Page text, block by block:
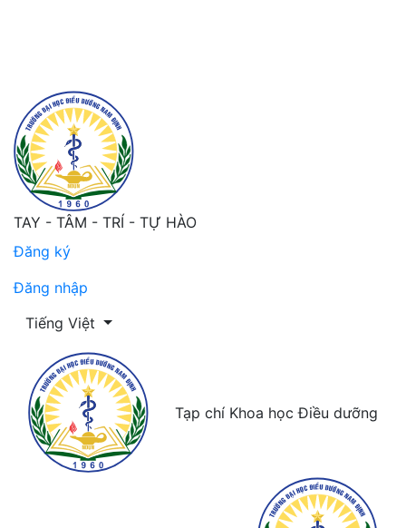
TAY - TÂM - TRÍ - TỰ HÀO
Đăng ký
Đăng nhập
Thay đổi ngôn ngữ. Ngôn ngữ hiện tại là:
Tiếng Việt
Tạp chí Khoa học Điều dưỡng